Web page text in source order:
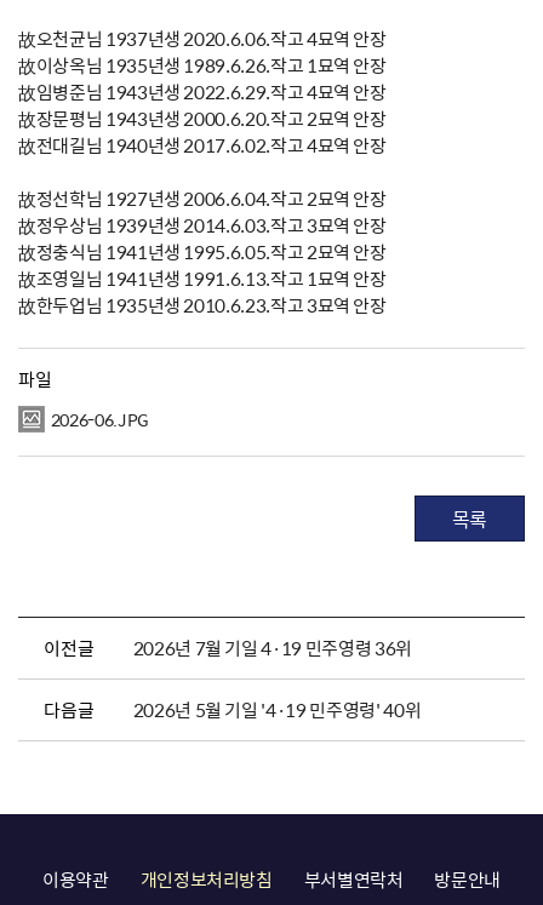
故오천균님 1937년생 2020.6.06.작고 4묘역 안장
故이상옥님 1935년생 1989.6.26.작고 1묘역 안장
故임병준님 1943년생 2022.6.29.작고 4묘역 안장
故장문평님 1943년생 2000.6.20.작고 2묘역 안장
故전대길님 1940년생 2017.6.02.작고 4묘역 안장
故정선학님 1927년생 2006.6.04.작고 2묘역 안장
故정우상님 1939년생 2014.6.03.작고 3묘역 안장
故정충식님 1941년생 1995.6.05.작고 2묘역 안장
故조영일님 1941년생 1991.6.13.작고 1묘역 안장
故한두업님 1935년생 2010.6.23.작고 3묘역 안장
파일
2026-06.JPG
목록
이전글 2026년 7월 기일 4·19 민주영령 36위
다음글 2026년 5월 기일 '4·19 민주영령' 40위
이용약관 개인정보처리방침 부서별연락처
방문안내